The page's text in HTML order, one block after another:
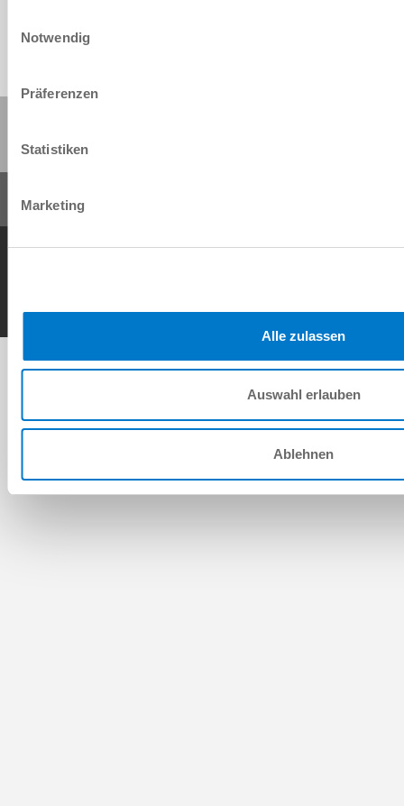
Notwendig
Präferenzen
Statistiken
Marketing
Alle zulassen
Auswahl erlauben
Ablehnen
General Terms and Conditions Data Protection Policy Imprint Contact